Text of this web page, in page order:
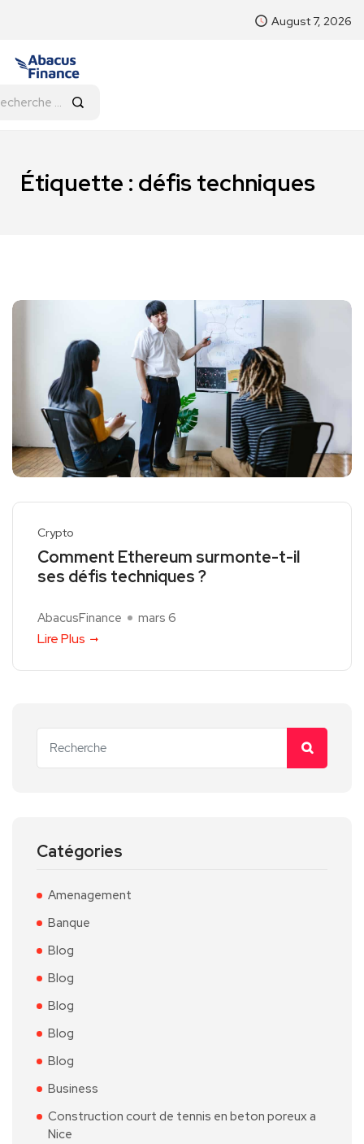
August 7, 2026
Étiquette : défis techniques
Crypto
Comment Ethereum surmonte-t-il
ses défis techniques ?
AbacusFinance mars 6
Lire Plus
Catégories
Amenagement
Banque
Blog
Blog
Blog
Blog
Blog
Business
Construction court de tennis en beton poreux a
Nice